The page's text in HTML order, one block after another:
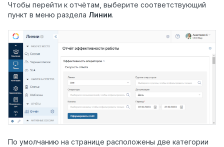
Чтобы перейти к отчётам, выберите соответствующий
пункт в меню раздела Линии.
По умолчанию на странице расположены две категории